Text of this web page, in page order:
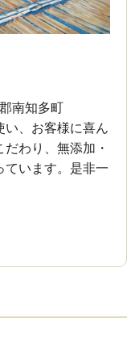
南知多町
、お客様に喜ん
わり、無添加・
います。是非一